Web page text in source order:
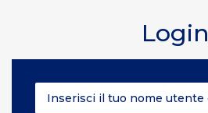
Login